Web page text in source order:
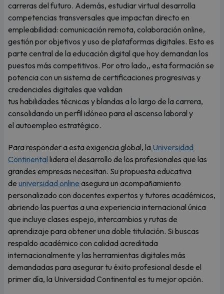
carreras del futuro. Además, estudiar virtual desarrolla
competencias transversales que impactan directo en
empleabilidad: comunicación remota, colaboración online,
gestión por objetivos y uso de plataformas digitales. Esto es
parte central de la educación digital que hoy demandan los
puestos más competitivos. Por otro lado,, esta formación se
potencia con un sistema de certificaciones progresivas y
credenciales digitales que validan
tus habilidades técnicas y blandas a lo largo de la carrera,
consolidando un perfil idóneo para el ascenso laboral y
el autoempleo estratégico.
Para responder a esta exigencia global, la Universidad
Continental lidera el desarrollo de los profesionales que las
grandes empresas necesitan. Su propuesta educativa
de universidad online asegura un acompañamiento
personalizado con docentes expertos y tutores académicos,
abriendo las puertas a una experiencia internacional única
que incluye clases espejo, intercambios y rutas de
aprendizaje para obtener una doble titulación. Si buscas
respaldo académico con calidad acreditada
internacionalmente y las herramientas digitales más
demandadas para asegurar tu éxito profesional desde el
primer día, la Universidad Continental es tu mejor opción.